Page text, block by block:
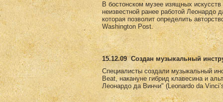
В бостонском музее изящных
неизвестной ранее работой Леонардо
которая позволит определить
Washington Post.
15.12.09 Создан музыкальный
Специалисты создали музыкальный
Beat, накануне гибрид клавесина и
Леонардо да Винчи" (Leonardo da